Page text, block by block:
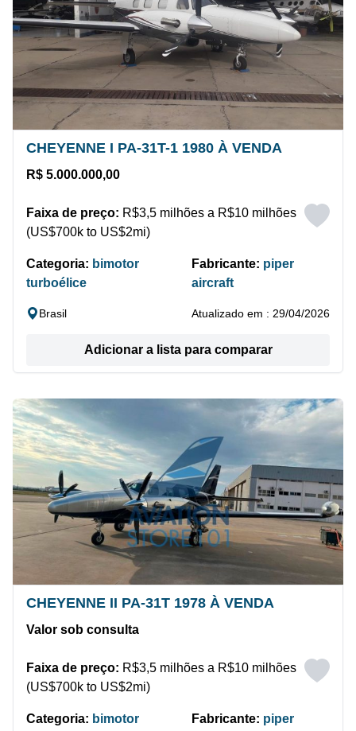
CHEYENNE I PA-31T-1 1980 À VENDA
R$ 5.000.000,00
Faixa de preço: R$3,5 milhões a R$10 milhões
(US$700k to US$2mi)
Categoria: bimotor
turboélice
Fabricante: piper
aircraft
Brasil Atualizado em : 29/04/2026
Adicionar a lista para comparar
CHEYENNE II PA-31T 1978 À VENDA
Valor sob consulta
Faixa de preço: R$3,5 milhões a R$10 milhões
(US$700k to US$2mi)
Categoria: bimotor Fabricante: piper